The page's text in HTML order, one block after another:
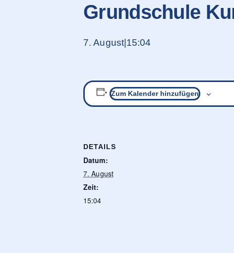
Grundschule
7. August|15:04
Zum Kalender hinzufügen
DETAILS
Datum:
7. August
Zeit:
15:04